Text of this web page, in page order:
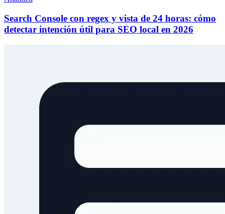
Search Console con regex y vista de 24 horas: cómo
detectar intención útil para SEO local en 2026